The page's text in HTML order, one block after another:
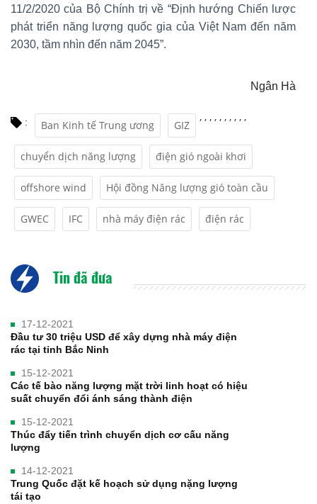
11/2/2020 của Bộ Chính trị về “Định hướng Chiến lược
phát triển năng lượng quốc gia của Việt Nam đến năm
2030, tầm nhìn đến năm 2045”.
Ngân Hà
: Ban Kinh tế Trung ương
,
GIZ
,
chuyển dịch năng lượng
,
điện gió ngoài khơi
,
offshore wind
,
Hội đồng Năng lượng gió toàn cầu
,
GWEC
,
IFC
,
nhà máy điện rác
,
điện rác
,
Tin đã đưa
17-12-2021
Đầu tư 30 triệu USD để xây dựng nhà máy điện
rác tại tỉnh Bắc Ninh
15-12-2021
Các tế bào năng lượng mặt trời linh hoạt có hiệu
suất chuyển đổi ánh sáng thành điện
15-12-2021
Thúc đẩy tiến trình chuyển dịch cơ cấu năng
lượng
14-12-2021
Trung Quốc đặt kế hoạch sử dụng nặng lượng
tái tạo